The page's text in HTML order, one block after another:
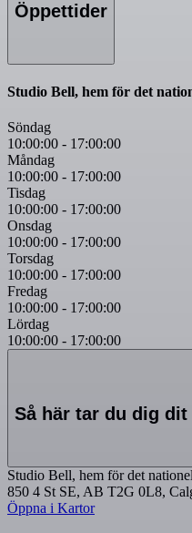
Öppettider
Studio Bell, hem för det
Söndag
10:00:00 - 17:00:00
Måndag
10:00:00 - 17:00:00
Tisdag
10:00:00 - 17:00:00
Onsdag
10:00:00 - 17:00:00
Torsdag
10:00:00 - 17:00:00
Fredag
10:00:00 - 17:00:00
Lördag
10:00:00 - 17:00:00
Så här tar du dig dit
Studio Bell, hem för det
850 4 St SE, AB T2G 0L8,
Öppna i Kartor